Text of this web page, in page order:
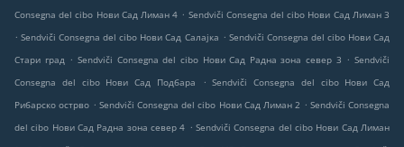
Consegna del cibo Нови Сад Лиман 4 . Sendviči Consegna del cibo Нови Сад Лиман 3
. Sendviči Consegna del cibo Нови Сад Салајка . Sendviči Consegna del cibo Нови Сад
Стари град . Sendviči Consegna del cibo Нови Сад Радна зона север 3 . Sendviči
Consegna del cibo Нови Сад Подбара
. Sendviči Consegna del cibo Нови Сад
Рибарско острво . Sendviči Consegna del cibo Нови Сад Лиман 2 . Sendviči Consegna
del cibo Нови Сад Радна зона север 4 . Sendviči Consegna del cibo Нови Сад Лиман